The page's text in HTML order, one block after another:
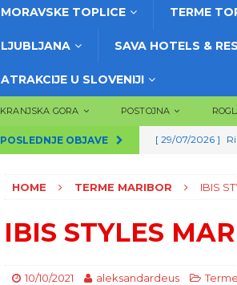
MORAVSKE TOPLICE TERME
LJUBLJANA SAVA HOTELS &
ATRAKCIJE U SLOVENIJI
KRANJSKA GORA POSTOJNA
POSLEDNJE OBJAVE [ 29/07/2026 ]
[ 29/07/2026 ]
[ 28/07/2026 ]
SLOVENIJA
HOME TERME MARIBOR IBIS
IBIS STYLES
10/10/2021 aleksandardeus